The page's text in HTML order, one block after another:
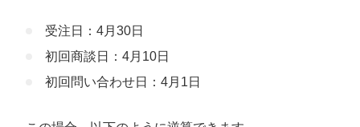
StockSun株式会社〒160-0023 東京都新宿区西新宿3丁目8番3号 新
都心丸善ビル7階
受注日：4月30日
初回商談日：4月10日
初回問い合わせ日：4月1日